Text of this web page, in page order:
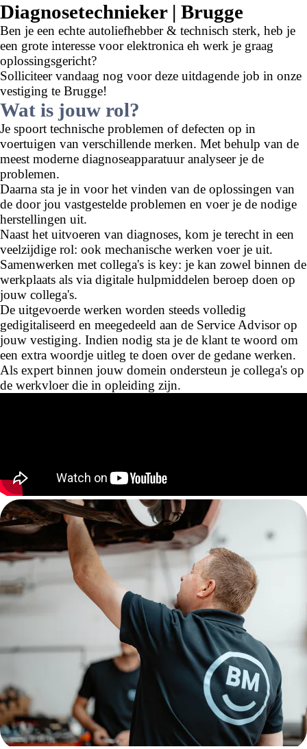
Diagnosetechnieker | Brugge
Ben je een echte autoliefhebber & technisch sterk, heb je
een grote interesse voor elektronica eh werk je graag
oplossingsgericht?
Solliciteer vandaag nog voor deze uitdagende job in onze
vestiging te Brugge!
Wat is jouw rol?
Je spoort technische problemen of defecten op in
voertuigen van verschillende merken. Met behulp van de
meest moderne diagnoseapparatuur analyseer je de
problemen.
Daarna sta je in voor het vinden van de oplossingen van
de door jou vastgestelde problemen en voer je de nodige
herstellingen uit.
Naast het uitvoeren van diagnoses, kom je terecht in een
veelzijdige rol: ook mechanische werken voer je uit.
Samenwerken met collega's is key: je kan zowel binnen de
werkplaats als via digitale hulpmiddelen beroep doen op
jouw collega's.
De uitgevoerde werken worden steeds volledig
gedigitaliseerd en meegedeeld aan de Service Advisor op
jouw vestiging. Indien nodig sta je de klant te woord om
een extra woordje uitleg te doen over de gedane werken.
Als expert binnen jouw domein ondersteun je collega's op
de werkvloer die in opleiding zijn.